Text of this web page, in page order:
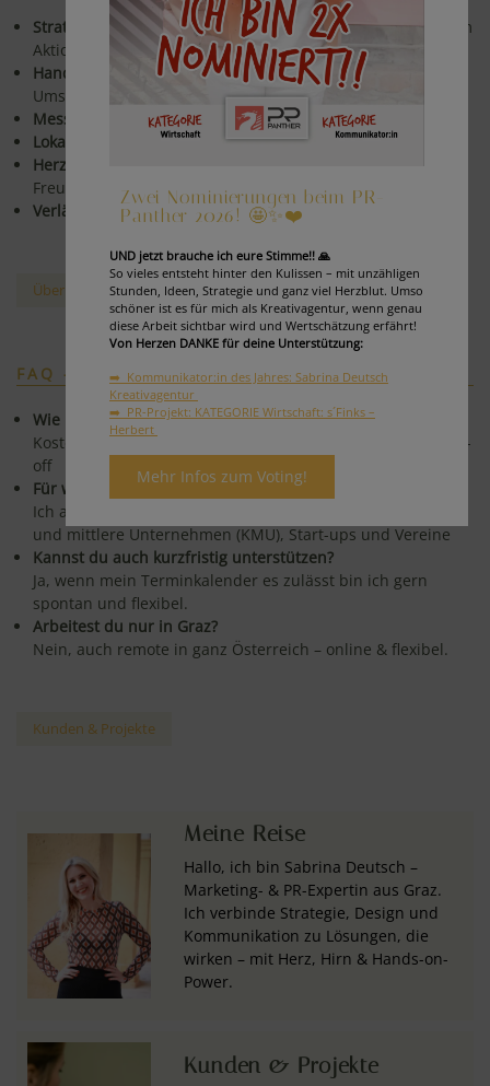
Strategisch & kreativ:Konzepte mit rotem Faden statt losem
Aktionismus.
Hands-on & pragmatisch:Klare Empfehlungen, schnelle
Umsetzung.
Messbar:
Fokus auf Ergebnisse und Optimierungen.
Lokal in Graz - vernetzt in ganz Österreich.
Herzlich & nahbar:
Zusammenarbeit auf Augenhöhe, mit
Freude & Begeisterung.
Verlässlich & engagiert:Mit Herzblut und Verantwortung
Über mich & meine Reise
FAQ - HÄUFIGE FRAGEN
Wie läuft ein Projektstart ab?
Kostenloses Erstgespräch → Zielklärung → Angebot → Kick-
off
Für wen arbeitest du?
Ich arbeite für Ein-Personen-Unternehmen (EPU), kleine
und mittlere Unternehmen (KMU), Start-ups und Vereine
Kannst du auch kurzfristig unterstützen?
Ja, wenn mein Terminkalender es zulässt bin ich gern
spontan und flexibel.
Arbeitest du nur in Graz?
Nein, auch remote in ganz Österreich – online & flexibel.
Kunden & Projekte
Meine Reise
Hallo, ich bin Sabrina Deutsch –
Marketing- & PR-Expertin aus Graz.
Ich verbinde Strategie, Design und
Kommunikation zu Lösungen, die
wirken – mit Herz, Hirn & Hands-on-
Power.
Kunden & Projekte
Zwei Nominierungen beim PR-
Panther 2026! 🤩✨❤️
UND jetzt brauche ich eure Stimme!! 🙏
So vieles entsteht hinter den Kulissen – mit unzähligen
Stunden, Ideen, Strategie und ganz viel Herzblut. Umso
schöner ist es für mich als Kreativagentur, wenn genau
diese Arbeit sichtbar wird und Wertschätzung erfährt!
Von Herzen DANKE für deine Unterstützung:
➡️ Kommunikator:in des Jahres: Sabrina Deutsch
Kreativagentur
➡️ PR-Projekt: KATEGORIE Wirtschaft: s´Finks –
Herbert
Mehr Infos zum Voting!